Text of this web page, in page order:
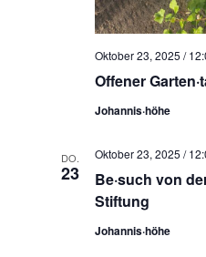
Offener
Oktober 23, 2025 /
Johannis·höhe
DO.
23
Be·such von
Stiftung
Oktober 23, 2025 /
Johannis·höhe